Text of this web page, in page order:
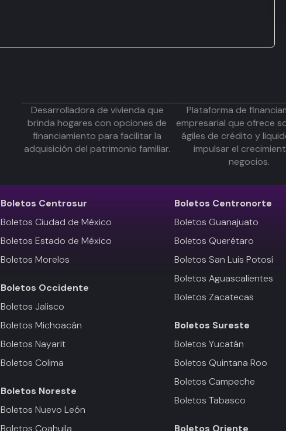
Desarrolladora de vivienda que
brinda hogares con opciones de
financiamiento para facilitar la
adquisición del patrimonio familiar.
Plataforma de
empresarial que ofrece
ágiles de crédito y
impulsar el
negocios.
Boletos Centrosur
Boletos Ciudad de México
Boletos Estado de México
Boletos Morelos
Boletos Occidente
Boletos Jalisco
Boletos Michoacán
Boletos Nayarit
Boletos Colima
Boletos Noreste
Boletos Nuevo León
Boletos Coahuila
Boletos Centronorte
Boletos Guanajuato
Boletos Querétaro
Boletos San Luis Potosí
Boletos Aguascalientes
Boletos Zacatecas
Boletos Sureste
Boletos Yucatán
Boletos Quintana Roo
Boletos Campeche
Boletos Tabasco
Boletos Oriente